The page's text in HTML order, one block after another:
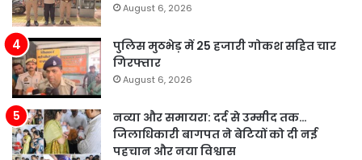
August 6, 2026
पुलिस मुठभेड़ में 25 हजारी गोकश सहित चार
गिरफ्तार
August 6, 2026
नव्या और समायरा: दर्द से उम्मीद तक…
जिलाधिकारी बागपत ने बेटियों को दी नई
पहचान और नया विश्वास